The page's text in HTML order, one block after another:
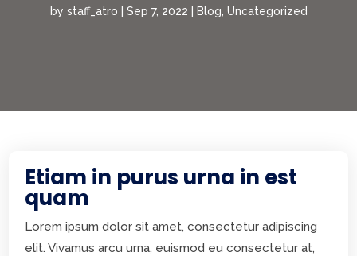
by staff_atro Sep 7, 2022 Blog Uncategorized
Etiam in purus urna in est
quam
Lorem ipsum dolor sit amet, consectetur adipiscing
elit. Vivamus arcu urna, euismod eu consectetur at,